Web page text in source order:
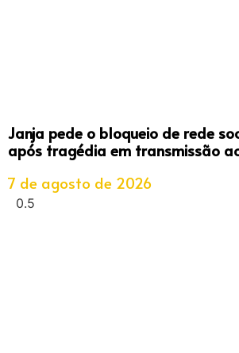
Janja pede o bloqueio de rede
após tragédia em transmissão
7 de agosto de 2026